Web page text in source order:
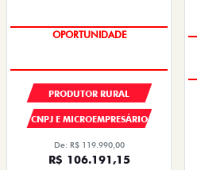
PREÇOS REDUZIDOS
PRODUTOR RURAL
CNPJ E MICROEMPRESÁRIO
De: R$ 119.990,00
R$ 106.191,15